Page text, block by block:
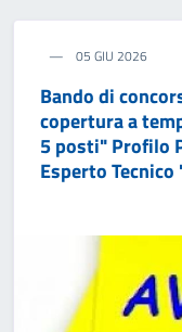
05 GIU 2026
Bando di
copertura a
5 posti" Profilo
Esperto Tecnico